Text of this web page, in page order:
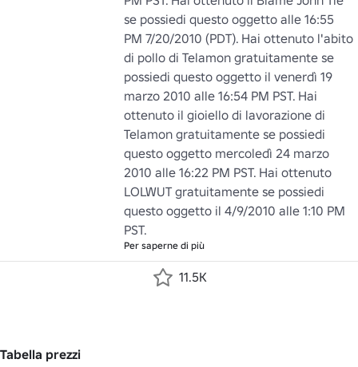
se possiedi questo oggetto alle 16:55
PM 7/20/2010 (PDT). Hai ottenuto l'abito
di pollo di Telamon gratuitamente se
possiedi questo oggetto il venerdì 19
marzo 2010 alle 16:54 PM PST. Hai
ottenuto il gioiello di lavorazione di
Telamon gratuitamente se possiedi
questo oggetto mercoledì 24 marzo
2010 alle 16:22 PM PST. Hai ottenuto
LOLWUT gratuitamente se possiedi
questo oggetto il 4/9/2010 alle 1:10 PM
PST.
Per saperne di più
11.5K
Tabella prezzi